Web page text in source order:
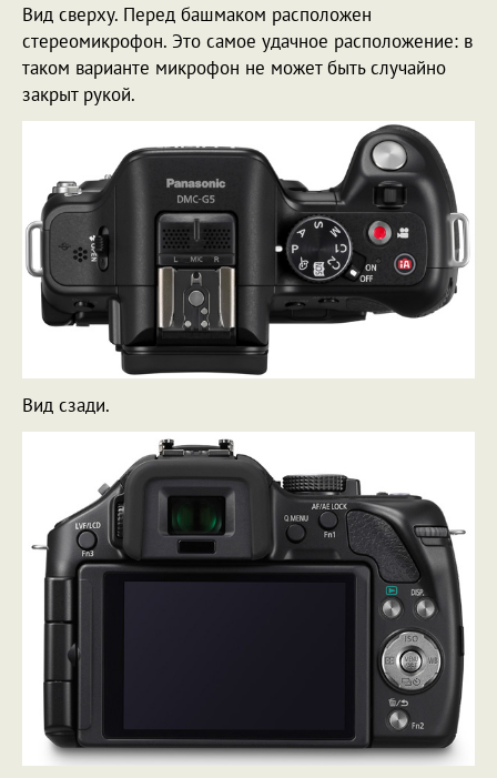
Вид сверху. Перед башмаком расположен
стереомикрофон. Это самое удачное расположение: в
таком варианте микрофон не может быть случайно
закрыт рукой.
Вид сзади.